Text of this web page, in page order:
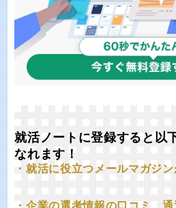
就活ノートに登録すると以
なれます！
・就活に役立つメールマガジン
・企業の選考情報の口コミ、